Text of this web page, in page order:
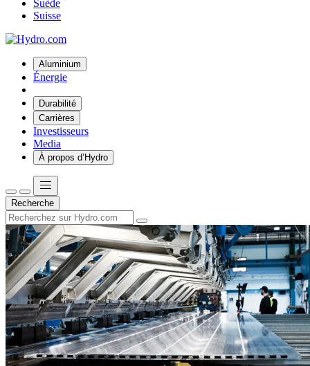
Suède
Suisse
Aluminium
Énergie
Durabilité
Carrières
Investisseurs
Media
À propos d’Hydro
Recherche